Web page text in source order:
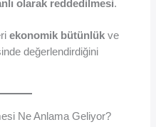
olarak reddedilmesi.
ekonomik bütünlük ve
değerlendirdiğini
Ne Anlama Geliyor?